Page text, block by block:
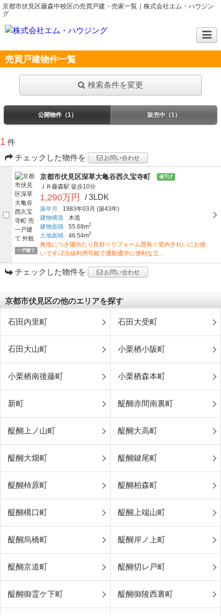
京都市伏見区藤森中校区の売買戸建・売家一覧｜株式会社エム・ハウジン
グ
売買戸建物件一覧
検索条件を変更
公開物件（1） 販売中（1）
1 件
チェックした物件を
お問い合わせ
一戸建て
京都市伏見区深草大亀谷西久宝寺町 値下げ
ＪＲ藤森駅 徒歩10分
1,290万円 / 3LDK
築年月 1983年03月 (築43年)
建物構造
木造
建物面積
55.68m2
土地面積 46.54m2
角地につき陽当たり良好☆リフォーム歴有☆室内きれいにお使
いです♪2沿線利用可能で通勤通学に便利な立…
チェックした物件を お問い合わせ
京都市伏見区の他のエリアを探す
石田内里町 石田大受町
石田大山町 小栗栖小阪町
小栗栖南後藤町 小栗栖森本町
新町 醍醐赤間南裏町
醍醐上ノ山町 醍醐大高町
醍醐大畑町 醍醐鍵尾町
醍醐柿原町 醍醐柏森町
醍醐構口町 醍醐上端山町
醍醐烏橋町 醍醐岸ノ上町
醍醐京道町 醍醐切レ戸町
醍醐御霊ケ下町 醍醐御陵西裏町